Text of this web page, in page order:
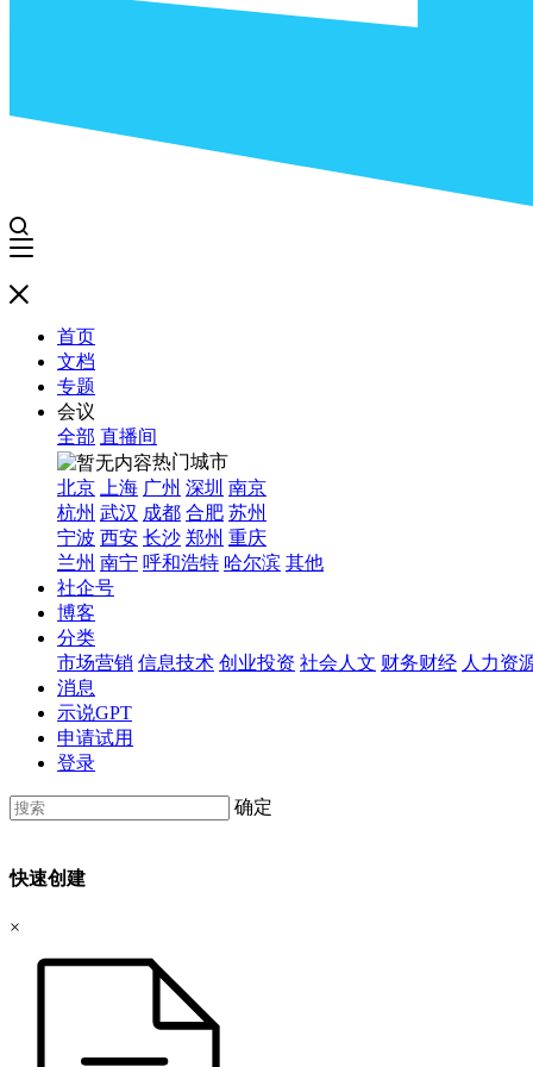
首页
文档
专题
会议
全部 直播间
热门城市
北京
上海 广州 深圳 南京
杭州 武汉 成都 合肥 苏州
宁波 西安 长沙 郑州 重庆
兰州 南宁 呼和浩特 哈尔滨 其他
社企号
博客
分类
市场营销 信息技术 创业投资 社会人文 财务财经 人力资
消息
示说GPT
申请试用
登录
确定
快速创建
×